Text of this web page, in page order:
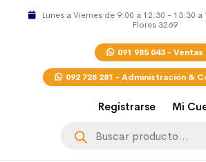
Lunes a Viernes de 9:00 a 12:30 - 13:30
Flores 3269
091 985 043 - Ventas
092 728 281 - Administración &
Registrarse Mi